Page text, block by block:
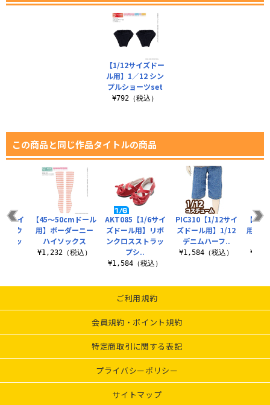
【1/12サイズドー
ル用】1／12 シン
プルショーツset
¥792（税込）
この商品と同じ作品タイトルの商品
AKT085【1/6サイ
ズドール用】リボ
ンクロスストラッ
プシ..
¥1,584（税込）
PIC310【1/12サイ
ズドール用】1/12
デニムハーフ..
¥1,584（税込）
【1/6
用】1
6サイ
ラウ
ラッ
【45～50cmドール
用】ボーダーニー
ハイソックス
¥1,232（税込）
ご利用規約
会員規約・ポイント規約
特定商取引に関する表記
プライバシーポリシー
サイトマップ